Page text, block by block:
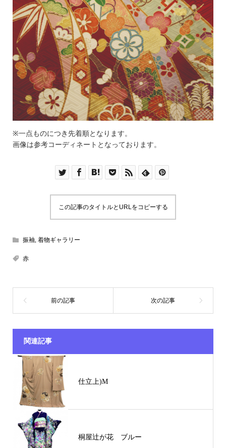
※一点ものにつき先着順となります。
画像は参考コーディネートとなっております。
この記事のタイトルとURLをコピーする
振袖, 着物ギャラリー
赤
関連記事
仕立上)M
桐屋辻が花 ブルー